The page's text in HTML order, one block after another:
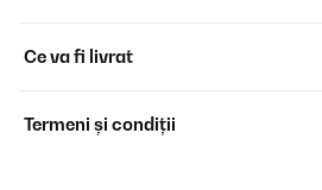
Ce va fi livrat
Termeni și condiții